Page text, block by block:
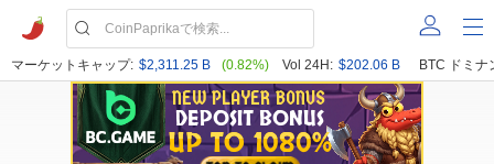
マーケットキャップ: $2,311.25 B (0.82%) Vol 24H: $202.06 B BTC ドミナ